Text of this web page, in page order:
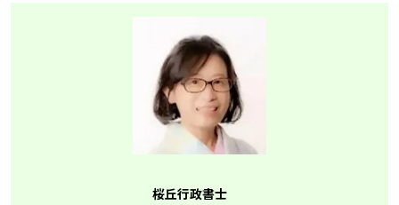
桜丘行政書士